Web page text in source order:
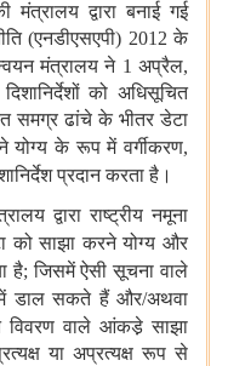
मंत्रालय द्वारा बनाई गई
(एनडीएसएपी) 2012 के
मंत्रालय ने 1 अप्रैल,
को अधिसूचित
समग्र ढांचे के भीतर डेटा
योग्य के रूप में वर्गीकरण,
प्रदान करता है।
द्वारा राष्ट्रीय नमूना
को साझा करने योग्य और
है; जिसमें ऐसी सूचना वाले
में डाल सकते हैं और/अथवा
विवरण वाले आंकडे़ साझा
या अप्रत्यक्ष रूप से